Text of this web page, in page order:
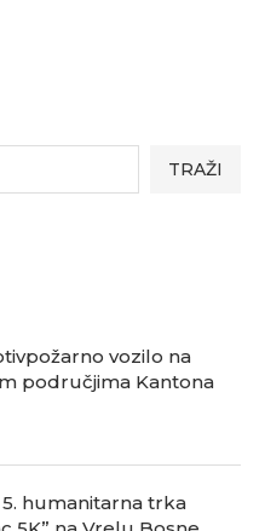
TRAŽI
vozilo na
područjima Kantona
humanitarna trka